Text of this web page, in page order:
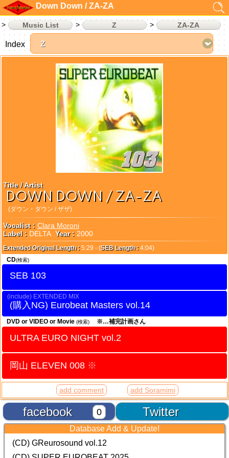
Down Down / ZA-ZA
Music List Z ZA-ZA
Title / Artist
DOWN DOWN / ZA-ZA
(ダウン・ダウン / ザザ)
Vocalist : Clara Moroni
Label : DELTA Year : 2000
Extended Original Length : 5:29 - (SEB Length : 4:04)
CD(検索)
SEB 103
EXTENDED MIX
Eurobeat Masters vol.14
DVD or VIDEO or Movie (検索) ※…補完計画さん
ULTRA EURO NIGHT vol.2
岡山 ELEVEN 008 ※
add comment add Soramimi
Twitter
facebook 0
Index
Database Add & Update!
(CD) GReurosound vol.12